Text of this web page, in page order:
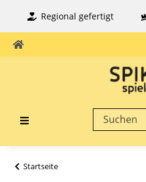
Regional gefertigt
Startseite